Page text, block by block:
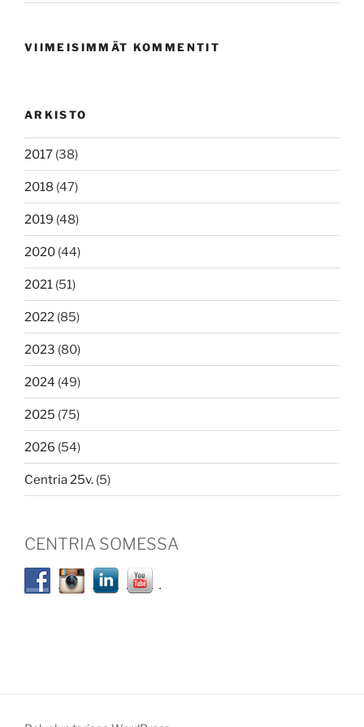
VIIMEISIMMÄT KOMMENTIT
ARKISTO
2017 (38)
2018 (47)
2019 (48)
2020 (44)
2021 (51)
2022 (85)
2023 (80)
2024 (49)
2025 (75)
2026 (54)
Centria 25v. (5)
CENTRIA SOMESSA